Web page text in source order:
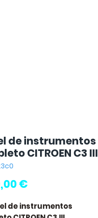
de instrumentos
CITROEN C3 III
€
de instrumentos